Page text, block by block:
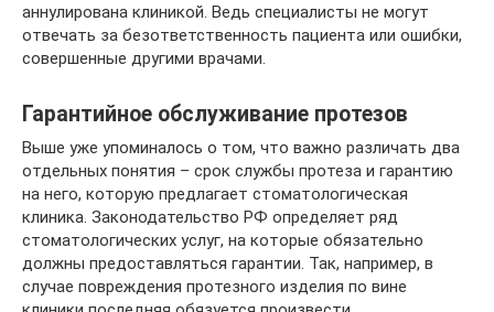
аннулирована клиникой. Ведь специалисты не могут
отвечать за безответственность пациента или ошибки,
совершенные другими врачами.
Гарантийное обслуживание протезов
Выше уже упоминалось о том, что важно различать два
отдельных понятия – срок службы протеза и гарантию
на него, которую предлагает стоматологическая
клиника. Законодательство РФ определяет ряд
стоматологических услуг, на которые обязательно
должны предоставляться гарантии. Так, например, в
случае повреждения протезного изделия по вине